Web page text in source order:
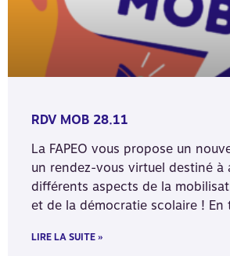
RDV MOB 28.11
La FAPEO vous propose un
un rendez-vous virtuel destiné à
différents aspects de la
et de la démocratie scolaire ! En
LIRE LA SUITE »